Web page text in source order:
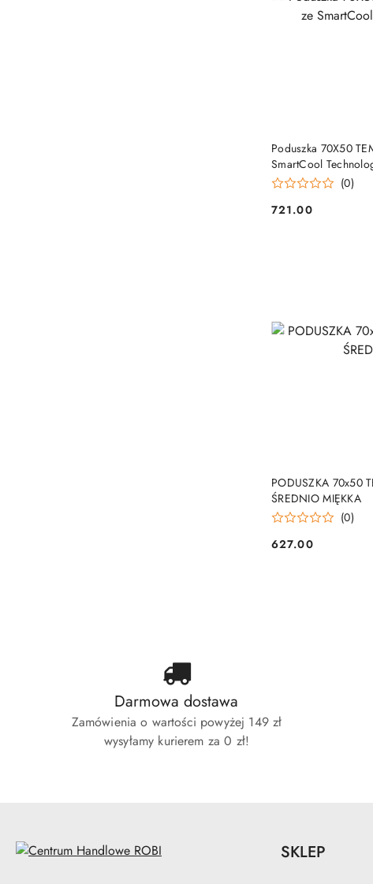
Poduszka 70X50
SmartCool
(0)
Cena:
721.00
PODUSZKA 70x50
ŚREDNIO MIĘKKA
(0)
Cena:
627.00
Darmowa dostawa
Zamówienia o wartości powyżej 149 zł
wysyłamy kurierem za 0 zł!
SKLEP